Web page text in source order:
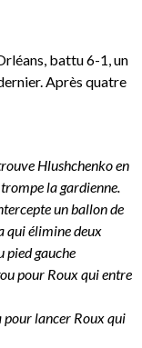
battu 6-1, un
Après quatre
Hlushchenko en
la gardienne.
un ballon de
qui élimine deux
pied gauche
pour Roux qui entre
pour lancer Roux qui